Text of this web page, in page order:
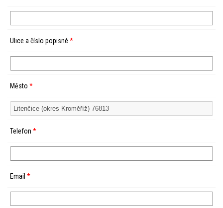
Ulice a číslo popisné *
Město *
Telefon *
Email *